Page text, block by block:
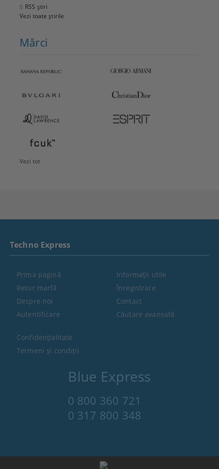
RSS știri
Vezi toate știrile
Mărci
Vezi tot
Blue Express
0 800 360 721
0 317 800 348
Techno Express
Prima pagină
Retur marfă
Despre noi
Autentificare
Informaţii utile
Înregistrare
Contact
Căutare avansată
Confidenţialitate
Termeni şi condiţii